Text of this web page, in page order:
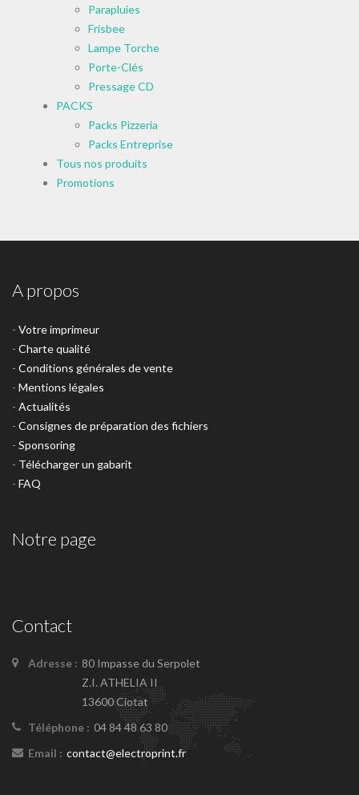
Parapluies
Frisbee
Lampe Torche
Porte-Clés
Pressage CD
PACKS
Packs Pizzeria
Packs Entreprise
Tous nos produits
Promotions
A propos
- Votre imprimeur
- Charte qualité
- Conditions générales de vente
- Mentions légales
- Actualités
- Consignes de préparation des fichiers
- Sponsoring
- Télécharger un gabarit
- FAQ
Notre page
Contact
Adresse : 80 Impasse du Serpolet
Z.I. ATHELIA II
13600 Ciotat
Téléphone : 04 84 48 63 80
Email : contact@electroprint.fr